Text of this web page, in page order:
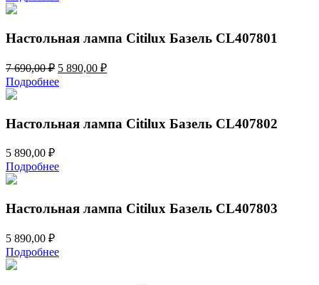
Настольная лампа Citilux Базель CL407801
7 690,00₽ Первоначальная
цена
составляла
5 890,00 ₽Текущая
Подробнее
Настольная лампа Citilux Базель CL407802
5 890,00 ₽
Подробнее
Настольная лампа Citilux Базель CL407803
5 890,00 ₽
Подробнее